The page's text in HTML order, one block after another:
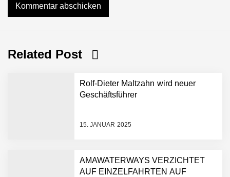
Related Post
Rolf-Dieter Maltzahn wird neuer
Geschäftsführer
15. JANUAR 2025
AMAWATERWAYS VERZICHTET
AUF EINZELFAHRTEN AUF